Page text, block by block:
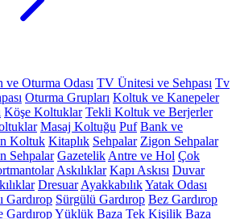
ve Oturma Odası TV Ünitesi ve Sehpası Tv
Oturma Grupları Koltuk ve Kanepeler
Köşe Koltuklar Tekli Koltuk ve Berjerler
Masaj Koltuğu Puf Bank ve
Koltuk Kitaplık Sehpalar Zigon Sehpalar
Sehpalar Gazetelik Antre ve Hol Çok
Askılıklar Kapı Askısı Duvar
Dresuar AyakkabılıkYatak Odası
Gardırop Sürgülü Gardırop Bez Gardırop
GardıropYüklük Baza Tek Kişilik Baza